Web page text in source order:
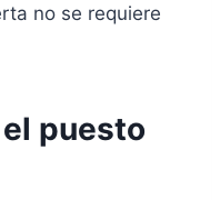
no se requiere
puesto